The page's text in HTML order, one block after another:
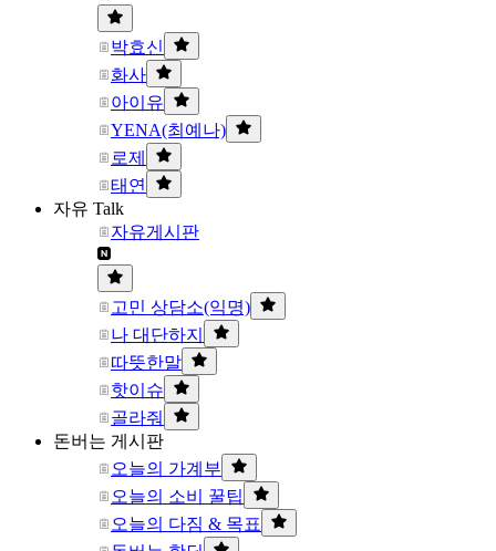
박효신
화사
아이유
YENA(최예나)
로제
태연
자유 Talk
자유게시판
고민 상담소(익명)
나 대단하지
따뜻한말
핫이슈
골라줘
돈버는 게시판
오늘의 가계부
오늘의 소비 꿀팁
오늘의 다짐 & 목표